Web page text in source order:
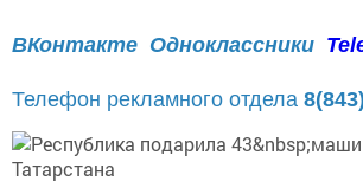
ВКонтакте Одноклассники
Телефон рекламного отдела